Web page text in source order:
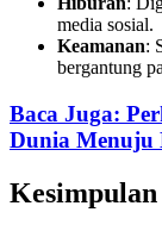
media sosial.
Keamanan:
bergantung
Baca Juga:
Dunia Menuju
Kesimpulan